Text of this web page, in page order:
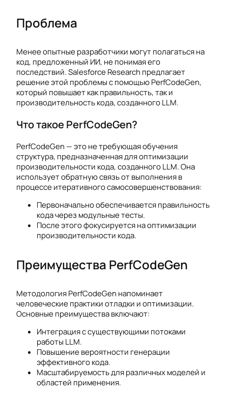
Проблема
Менее опытные разработчики могут полагаться на
код, предложенный ИИ, не понимая его
последствий. Salesforce Research предлагает
решение этой проблемы с помощью PerfCodeGen,
который повышает как правильность, так и
производительность кода, созданного LLM.
Что такое PerfCodeGen?
PerfCodeGen — это не требующая обучения
структура, предназначенная для оптимизации
производительности кода, созданного LLM. Она
использует обратную связь от выполнения в
процессе итеративного самосовершенствования:
Первоначально обеспечивается правильность
кода через модульные тесты.
После этого фокусируется на оптимизации
производительности кода.
Преимущества PerfCodeGen
Методология PerfCodeGen напоминает
человеческие практики отладки и оптимизации.
Основные преимущества включают:
Интеграция с существующими потоками
работы LLM.
Повышение вероятности генерации
эффективного кода.
Масштабируемость для различных моделей и
областей применения.